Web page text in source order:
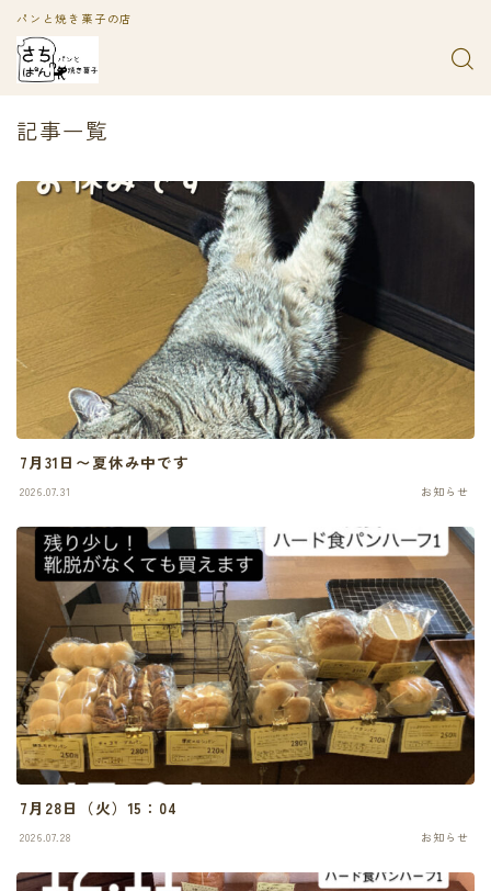
パンと焼き菓子の店
記事一覧
7月31日〜夏休み中です
2026.07.31 お知らせ
7月28日（火）15：04
2026.07.28 お知らせ